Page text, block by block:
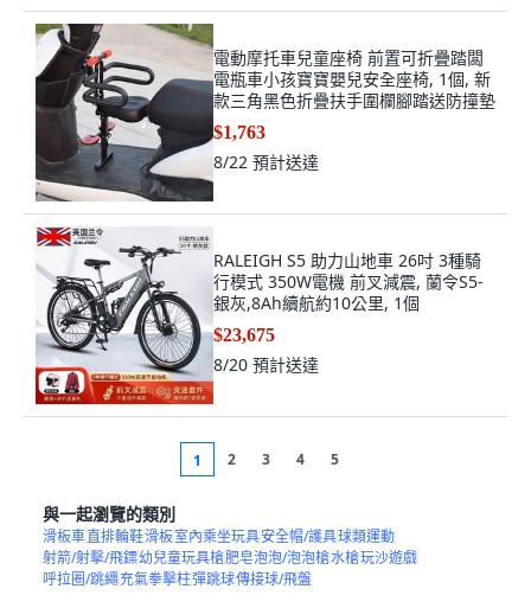
電動摩托車兒童座椅 前置可折疊踏闆
電瓶車小孩寶寶嬰兒安全座椅, 1個, 新
款三角黑色折疊扶手圍欄腳踏送防撞墊
$1,763
8/22 預計送達
RALEIGH S5 助力山地車 26吋 3種騎
行模式 350W電機 前叉減震, 蘭令S5-
銀灰,8Ah續航約10公里, 1個
$23,675
8/20 預計送達
1 2 3 4 5
與一起瀏覽的類別
滑板車直排輪鞋滑板室內乘坐玩具安全帽/護具球類運動
射箭/射擊/飛鏢幼兒童玩具槍肥皂泡泡/泡泡槍水槍玩沙遊戲
呼拉圈/跳繩充氣拳擊柱彈跳球傳接球/飛盤